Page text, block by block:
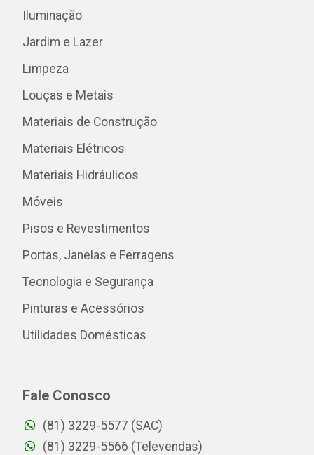
Iluminação
Jardim e Lazer
Limpeza
Louças e Metais
Materiais de Construção
Materiais Elétricos
Materiais Hidráulicos
Móveis
Pisos e Revestimentos
Portas, Janelas e Ferragens
Tecnologia e Segurança
Pinturas e Acessórios
Utilidades Domésticas
Fale Conosco
(81) 3229-5577 (SAC)
(81) 3229-5566 (Televendas)